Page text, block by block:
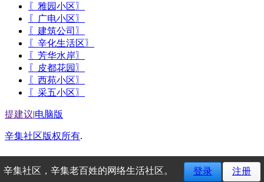
辛集社区，辛集老百姓的网络生活社区。 登录 注册
〖雅园小区〗
〖广电小区〗
〖建筑公司〗
〖辛化生活区〗
〖芳华水岸〗
〖皮都花园〗
〖西苑小区〗
〖采五小区〗
提建议|电脑版
辛集社区版权所有.